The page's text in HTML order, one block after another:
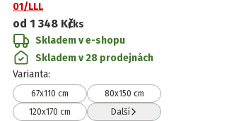
01/LLL
od 1 348 Kč/ks
Skladem v e-shopu
Skladem v 28 prodejnách
Varianta:
67x110 cm
80x150 cm
120x170 cm
Další